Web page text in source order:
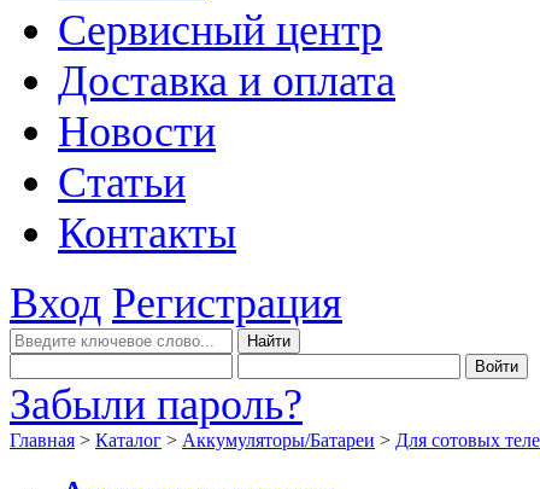
Сервисный центр
Доставка и оплата
Новости
Статьи
Контакты
Вход Регистрация
Забыли пароль?
Главная > Каталог > Аккумуляторы/Батареи > Для сотовых